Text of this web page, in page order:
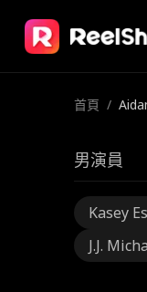
首頁 /
男演員
Kasey
J.J.